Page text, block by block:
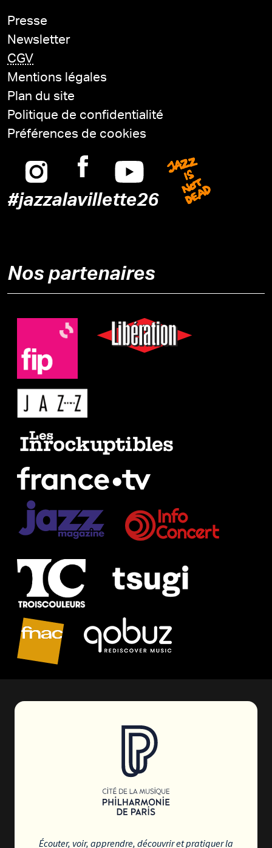
Presse
Newsletter
CGV
Mentions légales
Plan du site
Politique de confidentialité
Préférences de cookies
Instagram
FacebookYoutube
#jazzalavillette26
Jazz is
Nos partenaires